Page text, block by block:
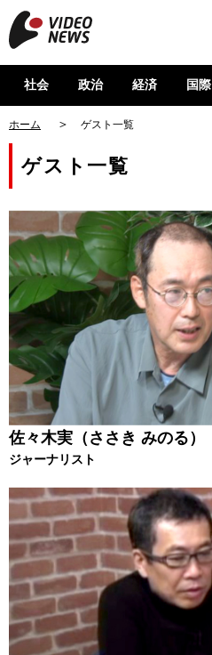
社会 政治 経済 国際
ホーム ゲスト一覧
ゲスト一覧
佐々木実（ささき みのる）
ジャーナリスト